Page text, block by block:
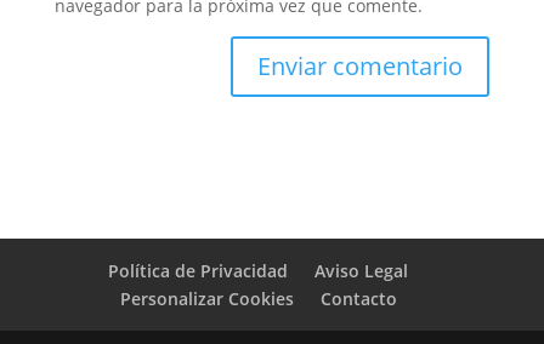
navegador para la próxima vez que comente.
Política de Privacidad
Aviso Legal
Personalizar Cookies
Contacto